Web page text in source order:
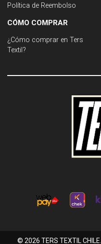
Política de Reembolso
CÓMO COMPRAR
¿Cómo comprar en Ters
Textil?
© 2026 TERS TEXTIL